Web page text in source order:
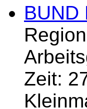
BUND
Zeit: